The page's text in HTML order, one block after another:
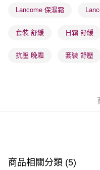
每筆HK$65.00，滿
(香港門市) 只顯示可選門市
每筆HK$20.00，滿
每筆HK$20.00，滿
Lancome 保濕霜
套裝 舒緩 日霜 舒緩
抗壓 晚霜 套裝 舒壓
商品相關分類 (5)